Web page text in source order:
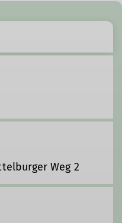
Weg 2